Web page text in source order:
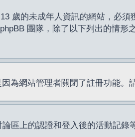
歲的未成年人資訊的網站，必
團隊，除了以下列出的情形
為網站管理者關閉了註冊功能。
區上的認證和登入後的活動記錄